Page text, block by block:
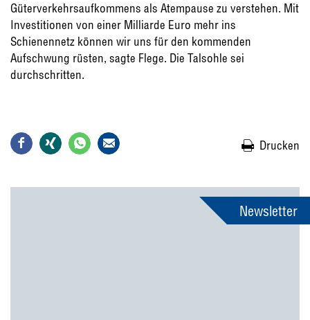
Güterverkehrsaufkommens als Atempause zu verstehen. Mit
Investitionen von einer Milliarde Euro mehr ins
Schienennetz können wir uns für den kommenden
Aufschwung rüsten, sagte Flege. Die Talsohle sei
durchschritten.
Drucken
Newsletter